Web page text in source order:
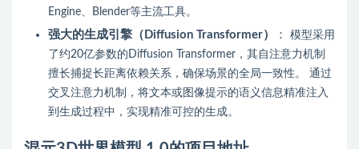
Engine、Blender等主流工具。
强大的生成引擎（Diffusion Transformer） ： 模型采用
了约20亿参数的Diffusion Transformer，其自注意力机制
擅长捕捉长距离依赖关系，确保场景的全局一致性。
通过
交叉注意力机制，将文本或图像提示的语义信息精准注入
到生成过程中，实现精准可控的生成。